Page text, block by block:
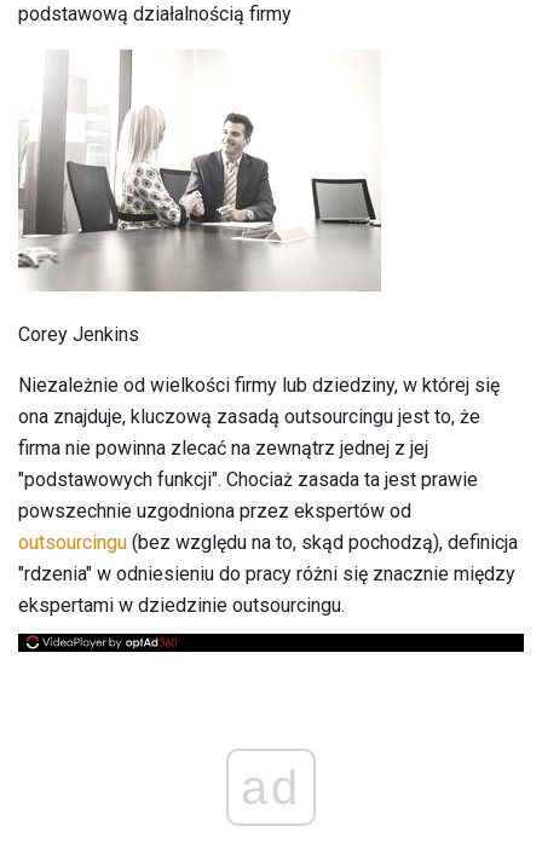
podstawową działalnością firmy
Corey Jenkins
Niezależnie od wielkości firmy lub dziedziny, w której się
ona znajduje, kluczową zasadą outsourcingu jest to, że
firma nie powinna zlecać na zewnątrz jednej z jej
"podstawowych funkcji". Chociaż zasada ta jest prawie
powszechnie uzgodniona przez ekspertów od
outsourcingu (bez względu na to, skąd pochodzą), definicja
"rdzenia" w odniesieniu do pracy różni się znacznie między
ekspertami w dziedzinie outsourcingu.
ad